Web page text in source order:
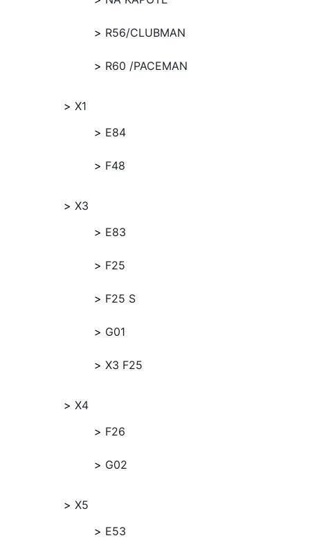
R56/CLUBMAN
R60 /PACEMAN
X1
E84
F48
X3
E83
F25
F25 S
G01
X3 F25
X4
F26
G02
X5
E53